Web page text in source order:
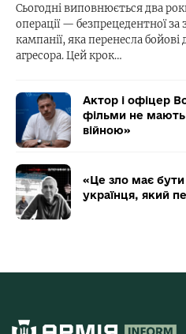
Сьогодні виповнюється два
операції — безпрецедентної
кампанії, яка перенесла
агресора. Цей крок…
Актор і офіцер
фільми не мають
війною»
«Це зло має
українця, який